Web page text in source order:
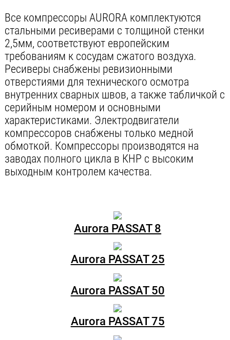
Все компрессоры AURORA комплектуются
стальными ресиверами с толщиной стенки
2,5мм, соответствуют европейским
требованиям к сосудам сжатого воздуха.
Ресиверы снабжены ревизионными
отверстиями для технического осмотра
внутренних сварных швов, а также табличкой с
серийным номером и основными
характеристиками. Электродвигатели
компрессоров снабжены только медной
обмоткой. Компрессоры производятся на
заводах полного цикла в КНР с высоким
выходным контролем качества.
Aurora PASSAT 8
Aurora PASSAT 25
Aurora PASSAT 50
Aurora PASSAT 75